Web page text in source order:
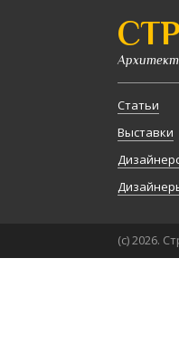
Статьи
Выставки
(с) 2026.